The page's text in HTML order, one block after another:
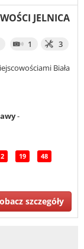
JELNICA
1 3
Biała
-
19 48
szczegóły